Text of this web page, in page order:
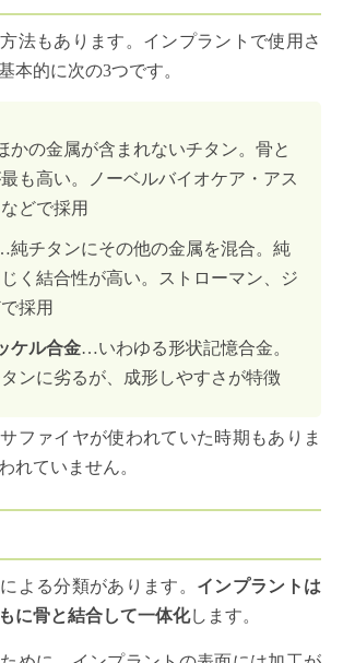
法もあります。インプラントで使用さ
本的に次の3つです。
かの金属が含まれないチタン。骨と
も高い。ノーベルバイオケア・アス
どで採用
純チタンにその他の金属を混合。純
く結合性が高い。ストローマン、ジ
採用
ケル合金…いわゆる形状記憶合金。
ンに劣るが、成形しやすさが特徴
ファイヤが使われていた時期もありま
れていません。
よる分類があります。 インプラントは
に骨と結合して一体化します。